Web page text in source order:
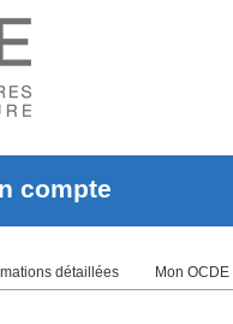
compte
détaillées Mon OCDE